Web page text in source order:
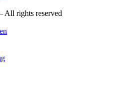
rights reserved